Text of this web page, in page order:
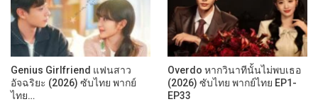
Genius Girlfriend แฟนสาว
อัจฉริยะ (2026) ซับไทย พากย์
ไทย…
Overdo หากวินาทีนั้นไม่พบเธอ
(2026) ซับไทย พากย์ไทย EP1-
EP33